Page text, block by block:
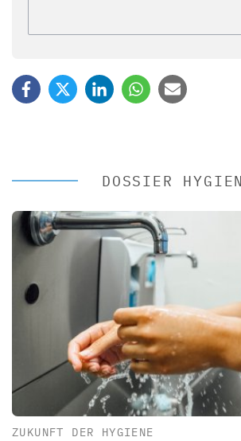
DOSSIER
ZUKUNFT DER HYGIENE